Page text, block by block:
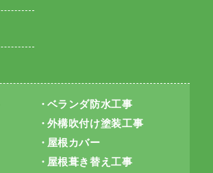
ベランダ防水工事
外構吹付け塗装工事
屋根カバー
屋根葺き替え工事